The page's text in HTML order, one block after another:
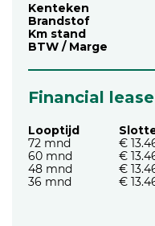
Kenteken
Brandstof
Km stand
BTW / Marge
Financial
Looptijd
72 mnd
60 mnd
48 mnd
36 mnd
€
€
€
€